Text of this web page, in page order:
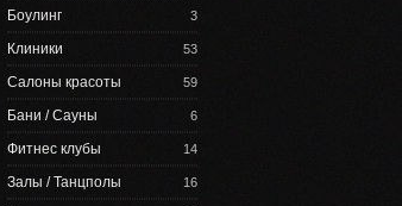
3
Боулинг
53
Клиники
59
Салоны красоты
6
Бани / Сауны
14
Фитнес клубы
16
Залы / Танцполы